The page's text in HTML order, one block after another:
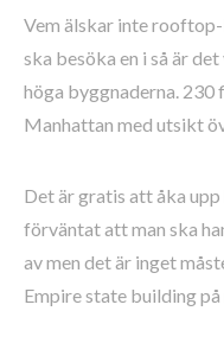
Vem älskar inte
ska besöka en i så är
höga byggnaderna.
Manhattan med utsikt
Det är gratis att åka
förväntat att man ska
av men det är inget
Empire state building på